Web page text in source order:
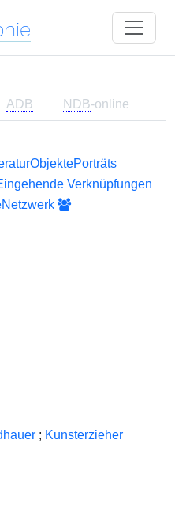
ADB NDB-online
ObjektePorträts
Verknüpfungen
Netzwerk
; Kunsterzieher